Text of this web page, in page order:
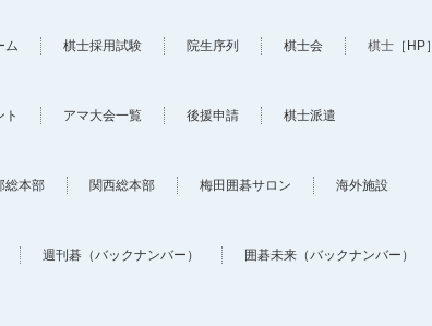
ム 棋士採用試験 院生序列 棋士会 棋士 ［HP］
ト アマ大会一覧 後援申請 棋士派遣
総本部 関西総本部 梅田囲碁サロン 海外施設
週刊碁（バックナンバー） 囲碁未来（バックナンバー）